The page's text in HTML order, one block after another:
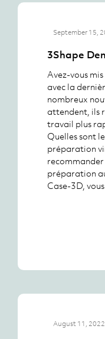
September 15,
3Shape
Avez-vous
avec la
nombreux
attendent, ils
travail plus
Quelles sont
préparation
préparation
Case-3D,
August 11, 2022